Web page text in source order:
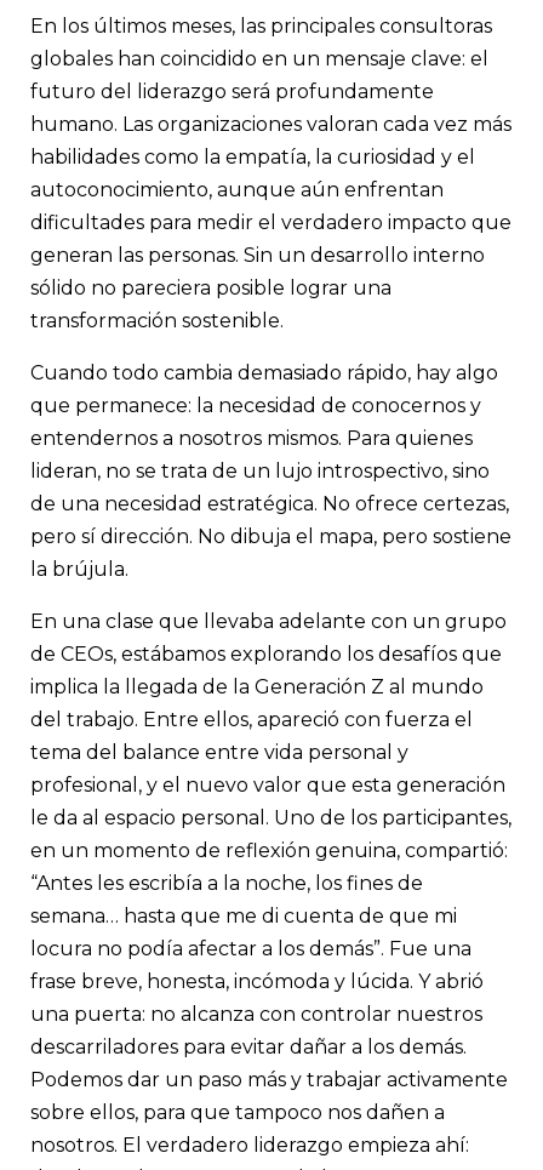
Conocerse a uno mismo no es un lujo introspectivo, sino una
estratégica para liderar con sentido en contextos de alta
verdadero liderazgo comienza cuando nos hacemos cargo
generamos en los demás y en nosotros mismos.
En los últimos meses, las principales consultoras
globales han coincidido en un mensaje clave: el
futuro del liderazgo será profundamente
humano. Las organizaciones valoran cada vez más
habilidades como la empatía, la curiosidad y el
autoconocimiento, aunque aún enfrentan
dificultades para medir el verdadero impacto que
generan las personas. Sin un desarrollo interno
sólido no pareciera posible lograr una
transformación sostenible.
Cuando todo cambia demasiado rápido, hay algo
que permanece: la necesidad de conocernos y
entendernos a nosotros mismos. Para quienes
lideran, no se trata de un lujo introspectivo, sino
de una necesidad estratégica. No ofrece certezas,
pero sí dirección. No dibuja el mapa, pero sostiene
la brújula.
En una clase que llevaba adelante con un grupo
de CEOs, estábamos explorando los desafíos que
implica la llegada de la Generación Z al mundo
del trabajo. Entre ellos, apareció con fuerza el
tema del balance entre vida personal y
profesional, y el nuevo valor que esta generación
le da al espacio personal. Uno de los participantes,
en un momento de reflexión genuina, compartió:
“Antes les escribía a la noche, los fines de
semana… hasta que me di cuenta de que mi
locura no podía afectar a los demás”. Fue una
frase breve, honesta, incómoda y lúcida. Y abrió
una puerta: no alcanza con controlar nuestros
descarriladores para evitar dañar a los demás.
Podemos dar un paso más y trabajar activamente
sobre ellos, para que tampoco nos dañen a
nosotros. El verdadero liderazgo empieza ahí: